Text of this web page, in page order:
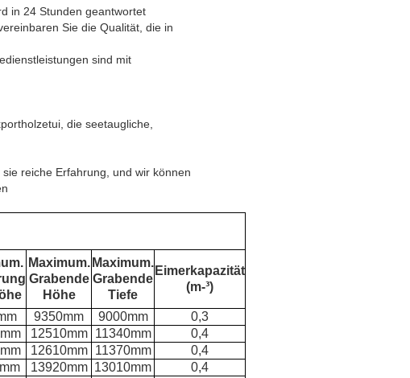
in 24 Stunden geantwortet
Sie die Qualität, die in
sind mit
die seetaugliche,
reiche Erfahrung, und wir können
Maximum.
Grabende
Höhe
Maximum.
Grabende
Tiefe
Eimerkapazität
(m-³)
9350mm 9000mm
0,3
12510mm 11340mm
0,4
12610mm 11370mm
0,4
13920mm 13010mm
0,4